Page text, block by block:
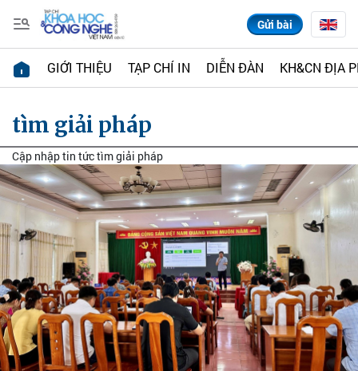
Gửi bài
GIỚI THIỆU TẠP CHÍ IN DIỄN ĐÀN KH&CN ĐỊA
tìm giải pháp
Cập nhập tin tức tìm giải pháp